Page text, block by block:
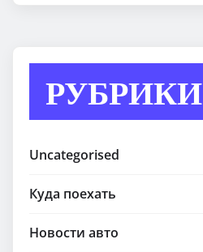
РУБРИКИ
Uncategorised
Куда поехать
Новости авто